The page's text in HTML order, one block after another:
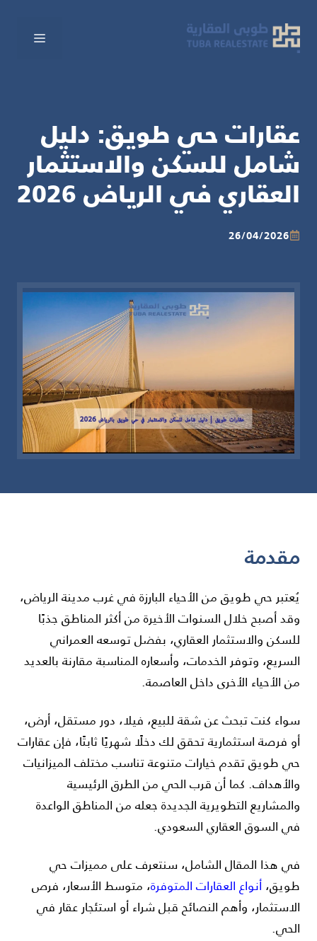
المحتوى
عقارات حي طويق: دليل
شامل للسكن والاستثمار
العقاري في الرياض 2026
26/04/2026
مقدمة
يُعتبر حي طويق من الأحياء البارزة في غرب مدينة الرياض،
وقد أصبح خلال السنوات الأخيرة من أكثر المناطق جذبًا
للسكن والاستثمار العقاري، بفضل توسعه العمراني
السريع، وتوفر الخدمات، وأسعاره المناسبة مقارنة بالعديد
من الأحياء الأخرى داخل العاصمة.
سواء كنت تبحث عن شقة للبيع، فيلا، دور مستقل، أرض،
أو فرصة استثمارية تحقق لك دخلًا شهريًا ثابتًا، فإن عقارات
حي طويق تقدم خيارات متنوعة تناسب مختلف الميزانيات
والأهداف. كما أن قرب الحي من الطرق الرئيسية
والمشاريع التطويرية الجديدة جعله من المناطق الواعدة
في السوق العقاري السعودي.
في هذا المقال الشامل، سنتعرف على مميزات حي
طويق، أنواع العقارات المتوفرة، متوسط الأسعار، فرص
الاستثمار، وأهم النصائح قبل شراء أو استئجار عقار في
الحي.